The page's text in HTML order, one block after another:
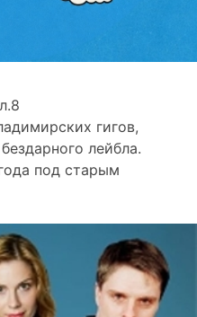
гигов,
лейбла.
под старым